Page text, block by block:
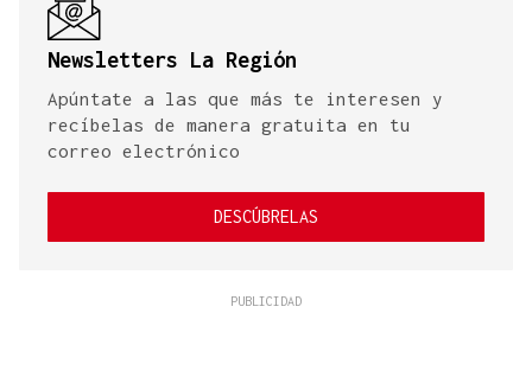
Newsletters La Región
Apúntate a las que más te interesen y
recíbelas de manera gratuita en tu
correo electrónico
DESCÚBRELAS